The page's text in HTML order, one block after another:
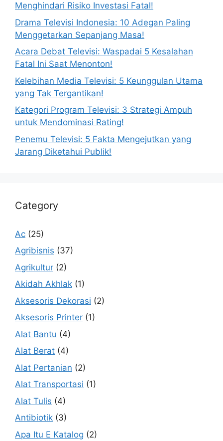
Menghindari Risiko Investasi Fatal!
Drama Televisi Indonesia: 10 Adegan Paling
Menggetarkan Sepanjang Masa!
Acara Debat Televisi: Waspadai 5 Kesalahan
Fatal Ini Saat Menonton!
Kelebihan Media Televisi: 5 Keunggulan Utama
yang Tak Tergantikan!
Kategori Program Televisi: 3 Strategi Ampuh
untuk Mendominasi Rating!
Penemu Televisi: 5 Fakta Mengejutkan yang
Jarang Diketahui Publik!
Category
Ac (25)
Agribisnis (37)
Agrikultur (2)
Akidah Akhlak (1)
Aksesoris Dekorasi (2)
Aksesoris Printer (1)
Alat Bantu (4)
Alat Berat (4)
Alat Pertanian (2)
Alat Transportasi (1)
Alat Tulis (4)
Antibiotik (3)
Apa Itu E Katalog (2)